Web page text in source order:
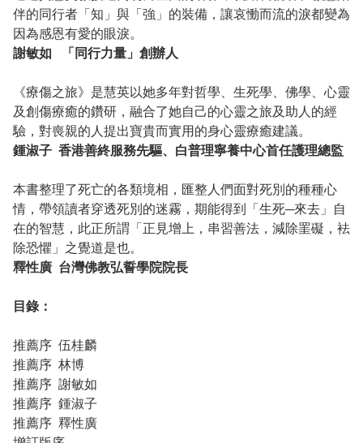
伴的同行者「知」與「強」的裝備，讓哀慟而流的淚都變為
因為感恩有愛的眼淚。
謝敏如 「同行力量」創辦人
《療傷之旅》是慧英以她多年對哲學、生死學、佛學、心靈
及創傷療癒的鑽研，融合了她自己的心靈之旅及助人的經
驗，對喪親的人提出寶貴而實用的身心靈療癒建議。
鍾淑子 香港善終服務先驅、白普理寧養中心首任護理總監
本書整理了死亡的各類境相，匯整人們面對死別的種種心
情，帶領讀者穿透死別的迷霧，期能得到「生死─來去」自
在的智慧，此正所謂「正見增上，串習善法，減除罣礙，袪
除恐懼」之覺道是也。
釋性廣 台灣佛教弘誓學院院長
目錄：
推薦序 伍桂麟
推薦序 林博
推薦序 謝敏如
推薦序 鍾淑子
推薦序 釋性廣